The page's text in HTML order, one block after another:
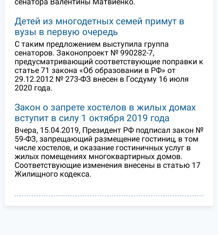
Детей из многодетных семей примут в
вузы в первую очередь
С таким предложением выступила группа
сенаторов. Законопроект № 990282-7,
предусматривающий соответствующие поправки к
статье 71 закона «Об образовании в РФ» от
29.12.2012 № 273-ФЗ внесен в Госдуму 16 июля
2020 года.
Закон о запрете хостелов в жилых домах
вступит в силу 1 октября 2019 года
Вчера, 15.04.2019, Президент РФ подписал закон №
59-ФЗ, запрещающий размещение гостиниц, в том
числе хостелов, и оказание гостиничных услуг в
жилых помещениях многоквартирных домов.
Соответствующие изменения внесены в статью 17
Жилищного кодекса.